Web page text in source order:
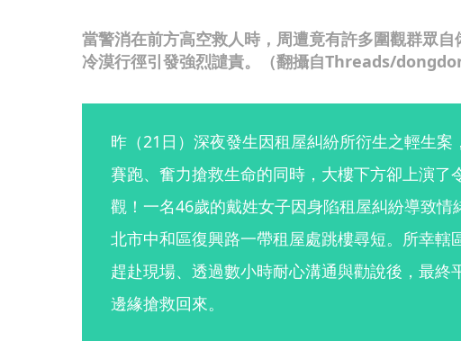
當警消在前方高空救人時，周遭竟有許多圍觀群眾自
冷漠行徑引發強烈譴責。（翻攝自Threads/
昨（21日）深夜發生因租屋糾紛所衍生之輕生案
賽跑、奮力搶救生命的同時，大樓下方卻上演了
觀！一名46歲的戴姓女子因身陷租屋糾紛導致情
北市中和區復興路一帶租屋處跳樓尋短。所幸轄
趕赴現場、透過數小時耐心溝通與勸說後，最終
邊緣搶救回來。